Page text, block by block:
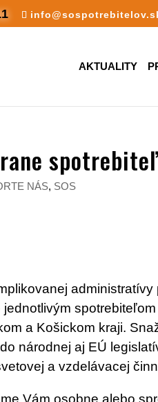
AKTUALITY
NÁS, SOS
a Košickom kraji.
národnej aj EÚ
a vzdelávacej
Vám osobne alebo